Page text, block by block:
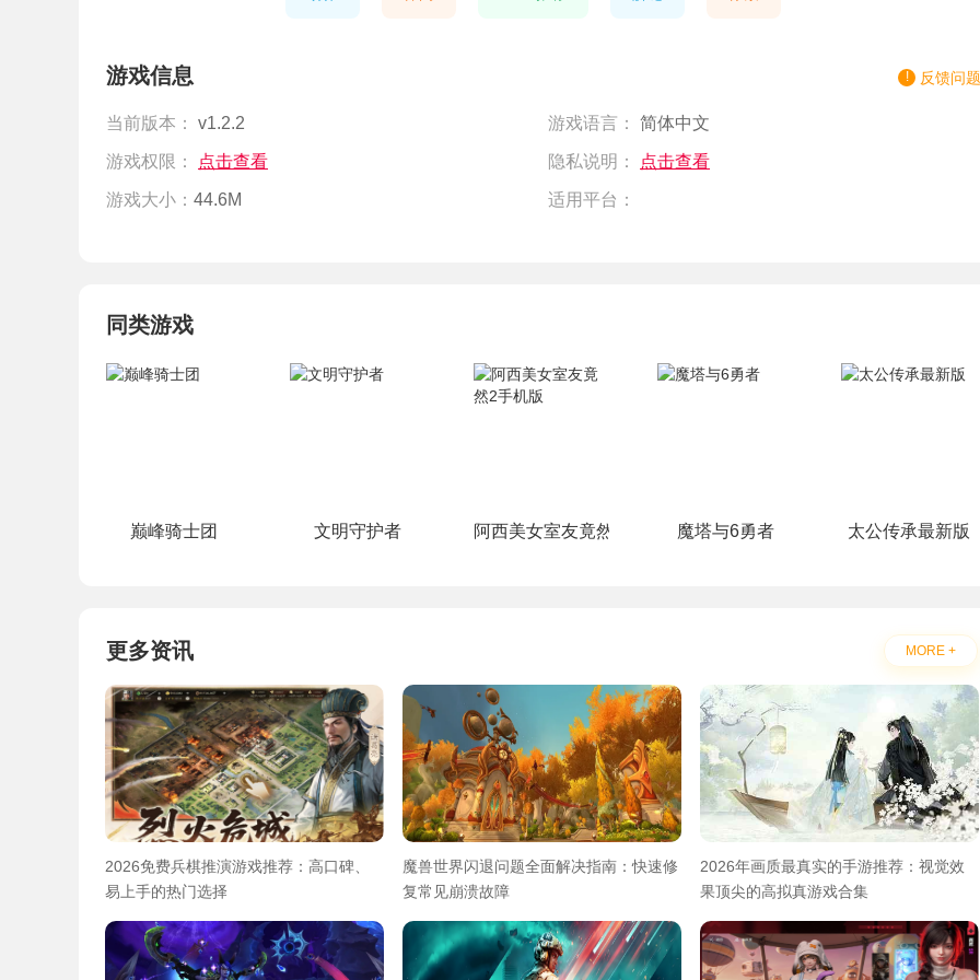
游戏信息 反馈问题
当前版本： v1.2.2 游戏语言： 简体中文
游戏权限： 点击查看 隐私说明： 点击查看
游戏大小： 44.6M 适用平台：
同类游戏
巅峰骑士团 文明守护者 阿西美女室友竟然2手机版 魔塔与6勇者 太公传承最新版
更多资讯 MORE +
2026免费兵棋推演游戏推荐：高口碑、
易上手的热门选择
魔兽世界闪退问题全面解决指南：快速修
复常见崩溃故障
2026年画质最真实的手游推荐：视觉效
果顶尖的高拟真游戏合集